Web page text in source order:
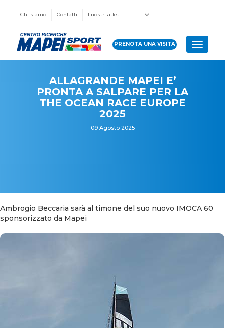
Chi siamo Contatti I nostri atleti IT
PRENOTA UNA VISITA Toggle
ALLAGRANDE MAPEI E’
PRONTA A SALPARE PER LA
THE OCEAN RACE EUROPE
2025
09 Agosto 2025
Ambrogio Beccaria sarà al timone del suo nuovo IMOCA 60
sponsorizzato da Mapei